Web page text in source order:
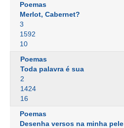
Poemas
Merlot, Cabernet?
3
1592
10
Poemas
Toda palavra é sua
2
1424
16
Poemas
Desenha versos na minha pele